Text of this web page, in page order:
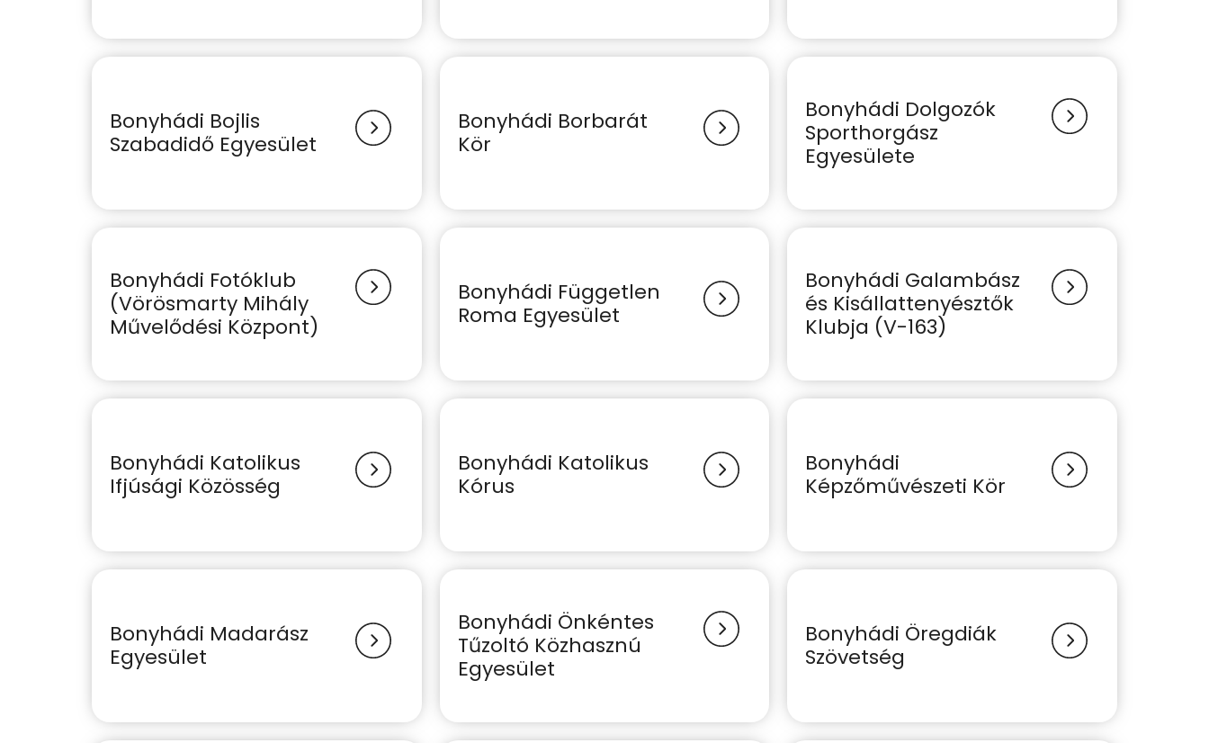
Bonyhádi Bojlis
Szabadidő Egyesület
Bonyhádi Borbarát
Kör
Bonyhádi Dolgozók
Sporthorgász
Egyesülete
Bonyhádi Fotóklub
(Vörösmarty Mihály
Művelődési Központ)
Bonyhádi Független
Roma Egyesület
Bonyhádi Galambász
és Kisállattenyésztők
Klubja (V-163)
Bonyhádi Katolikus
Ifjúsági Közösség
Bonyhádi Katolikus
Kórus
Bonyhádi
Képzőművészeti Kör
Bonyhádi Madarász
Egyesület
Bonyhádi Önkéntes
Tűzoltó Közhasznú
Egyesület
Bonyhádi Öregdiák
Szövetség